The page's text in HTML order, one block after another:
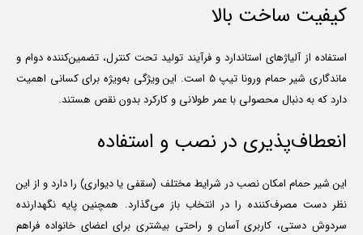
کیفیت ساخت بالا
استفاده از آلیاژهای استاندارد و فرآیند تولید تحت کنترل، تضمین‌کننده دوام و
ماندگاری شیر حمام ورونا تیپ 5 است. این ویژگی به‌ویژه برای کسانی اهمیت
دارد که به دنبال محصولی با عمر طولانی و کارکرد بدون نقص هستند.
انعطاف‌پذیری در نصب و استفاده
این شیر حمام امکان نصب در شرایط مختلف (سقفی یا دیواری) را دارد و از این
نظر دست مصرف‌کننده را در انتخاب باز می‌گذارد. همچنین پایه نگهدارنده
سردوش دستی، کاربری آسان و راحتی بیشتری برای اعضای خانواده فراهم